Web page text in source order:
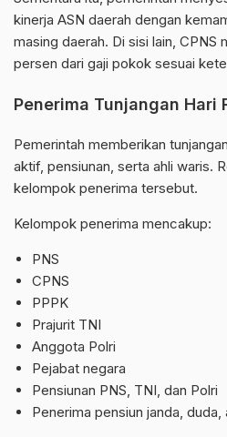
kinerja ASN daerah dengan
masing daerah. Di sisi lain, CPNS
persen dari gaji pokok sesuai
Penerima Tunjangan Hari
Pemerintah memberikan
aktif, pensiunan, serta ahli waris.
kelompok penerima tersebut.
Kelompok penerima mencakup:
PNS
CPNS
PPPK
Prajurit TNI
Anggota Polri
Pejabat negara
Pensiunan PNS, TNI, dan Polri
Penerima pensiun janda, duda,